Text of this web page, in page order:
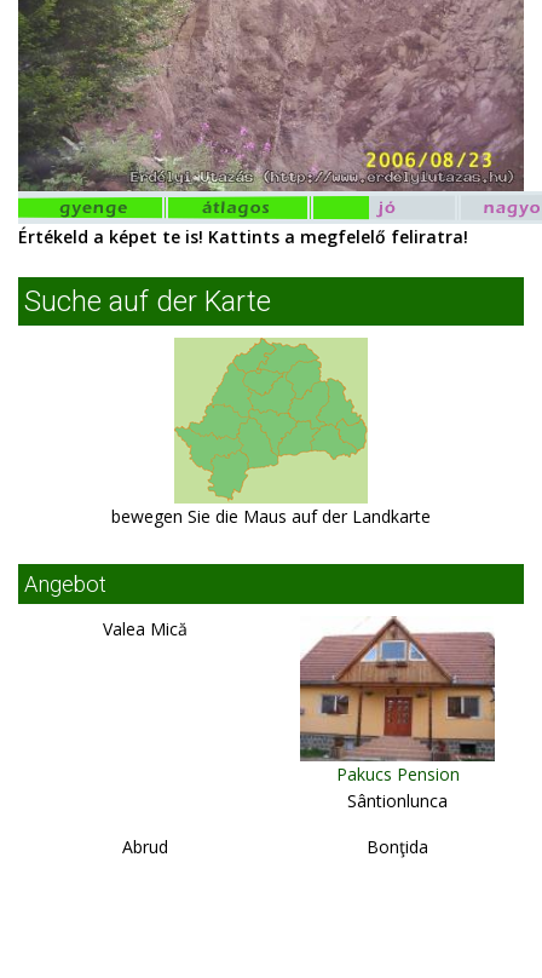
Értékeld a képet te is! Kattints a megfelelő feliratra!
Suche auf der Karte
bewegen Sie die Maus auf der Landkarte
Angebot
Valea Mică
Pakucs Pension
Sântionlunca
Abrud
Bonţida